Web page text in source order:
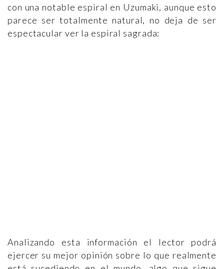
con una notable espiral en Uzumaki, aunque esto
parece ser totalmente natural, no deja de ser
espectacular ver la espiral sagrada:
Analizando esta información el lector podrá
ejercer su mejor opinión sobre lo que realmente